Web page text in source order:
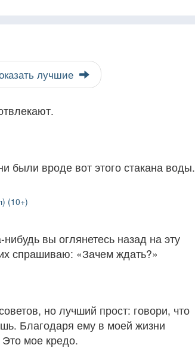
лучшие
были вроде вот этого стакана воды.
(10+)
вы оглянетесь назад на эту
спрашиваю: «Зачем ждать?»
но лучший прост: говори, что
Благодаря ему в моей жизни
мое кредо.